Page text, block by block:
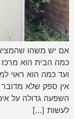
אם יש משהו
כמה הבית הוא מרכז
ועד כמה הוא ראוי
אין ספק שלא
השפעה גדולה על
לעשות […]